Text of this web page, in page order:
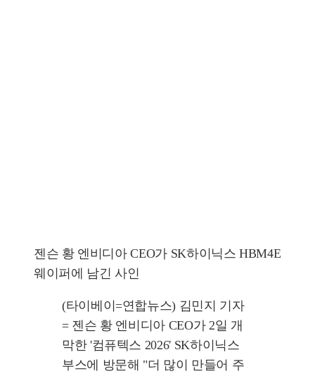
젠슨 황 엔비디아 CEO가 SK하이닉스 HBM4E
웨이퍼에 남긴 사인
(타이베이=연합뉴스) 김민지 기자
= 젠슨 황 엔비디아 CEO가 2일 개
막한 '컴퓨텍스 2026' SK하이닉스
부스에 방문해 "더 많이 만들어 주